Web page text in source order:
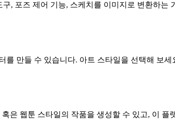
, 포즈 제어 기능, 스케치를 이미지로 변환하는
를 만들 수 있습니다. 아트 스타일을 선택해 보
웹툰 스타일의 작품을 생성할 수 있고, 이 플